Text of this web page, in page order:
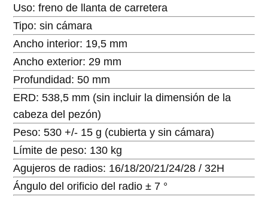
Uso: freno de llanta de carretera
Tipo: sin cámara
Ancho interior: 19,5 mm
Ancho exterior: 29 mm
Profundidad: 50 mm
ERD: 538,5 mm (sin incluir la dimensión de la
cabeza del pezón)
Peso: 530 +/- 15 g (cubierta y sin cámara)
Límite de peso: 130 kg
Agujeros de radios: 16/18/20/21/24/28 / 32H
Ángulo del orificio del radio ± 7 °